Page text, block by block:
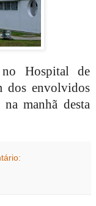
Hospital de
dos envolvidos
manhã desta